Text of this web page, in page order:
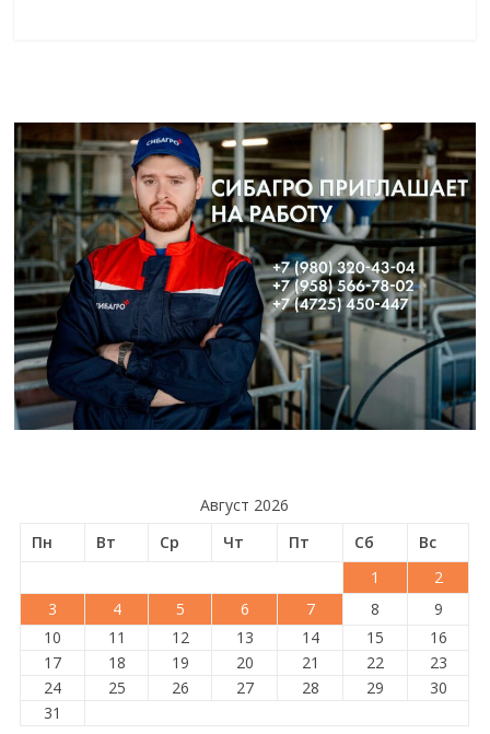
Август 2026
Пн
Вт Ср Чт Пт Сб
Вс
1
2
3
4 5 6 7 8
9
10
11 12 13 14 15
16
17
18 19 20 21 22
23
24
25 26 27 28 29
30
31